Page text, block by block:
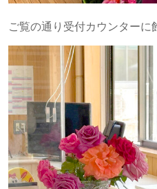
ご覧の通り受付カウンターに